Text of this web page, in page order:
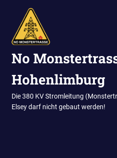
springen
No
Hohenlimburg
Die 380 KV Stromleitung
Elsey darf nicht gebaut werden!